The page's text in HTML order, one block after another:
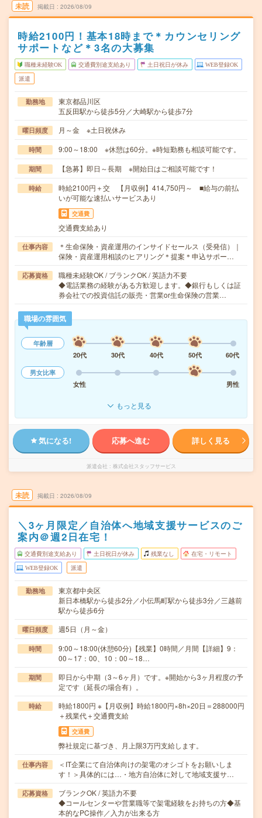
未読 掲載日 2026/08/09
時給2100円！基本18時まで＊カウンセリング
サポートなど＊3名の大募集
職種未経験OK 交通費別途支給あり 土日祝日が休み WEB登録OK
派遣
勤務地
東京都品川区
五反田駅から徒歩5分／大崎駅から徒歩7分
曜日頻度 月～金 ※土日祝休み
時間 9:00～18:00 ※休憩は60分。※時短勤務も相談可能です。
期間 【急募】即日～長期 ※開始日はご相談可能です！
時給
時給2100円＋交 【月収例】414,750円～ ■給与の前払
いが可能な速払いサービスあり
交通費
交通費支給あり
仕事内容
＊生命保険・資産運用のインサイドセールス（受発信）｜
保険・資産運用相談のヒアリング＊提案＊申込サポー…
応募資格
職種未経験OK / ブランクOK / 英語力不要
◆電話業務の経験がある方歓迎します。◆銀行もしくは証
券会社での投資信託の販売・営業or生命保険の営業…
職場の雰囲気
年齢層
20代
30代 40代 50代
60代
男女比率
女性
男性
もっと見る
気になる! 応募へ進む 詳しく見る
派遣会社 株式会社スタッフサービス
未読 掲載日 2026/08/09
＼3ヶ月限定／自治体へ地域支援サービスのご
案内＠週2日在宅！
交通費別途支給あり 土日祝日が休み 残業なし 在宅・リモート
WEB登録OK 派遣
勤務地
東京都中央区
新日本橋駅から徒歩2分／小伝馬町駅から徒歩3分／三越前
駅から徒歩6分
曜日頻度 週5日（月～金）
時間
9:00～18:00(休憩60分)【残業】0時間／月間【詳細】9：
00～17：00、10：00～18…
期間
即日から中期（3～6ヶ月）です。※開始から3ヶ月程度の予
定です（延長の場合有）。
時給
時給1800円 ※【月収例】時給1800円×8h×20日＝288000円
＋残業代＋交通費支給
交通費
弊社規定に基づき、月上限3万円支給します。
仕事内容
＜IT企業にて自治体向けの架電のオシゴトをお願いしま
す！＞具体的には…・地方自治体に対して地域支援サ…
応募資格
ブランクOK / 英語力不要
◆コールセンターや営業職等で架電経験をお持ちの方◆基
本的なPC操作／入力が出来る方